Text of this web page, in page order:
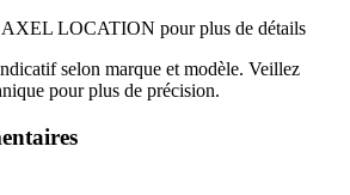
AXEL LOCATION pour plus de détails
selon marque et modèle. Veillez
pour plus de précision.